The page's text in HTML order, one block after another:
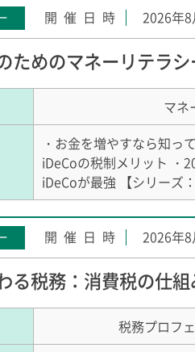
2026年8
ためのマネーリテラ
マネ
・お金を増やすなら知っ
iDeCoの税制メリット ・
iDeCoが最強 【シリーズ
2026年8
る税務：消費税の仕組
税務プロフ